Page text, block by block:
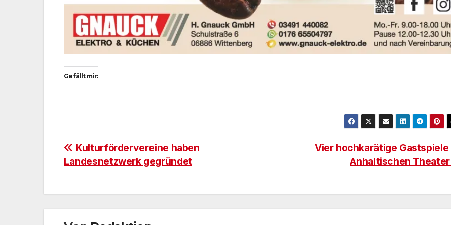
Gefällt mir:
Beitragsnavigation
Vier hochkarätige Gastspiele
Anhaltischen
Kulturfördervereine haben
Landesnetzwerk gegründet